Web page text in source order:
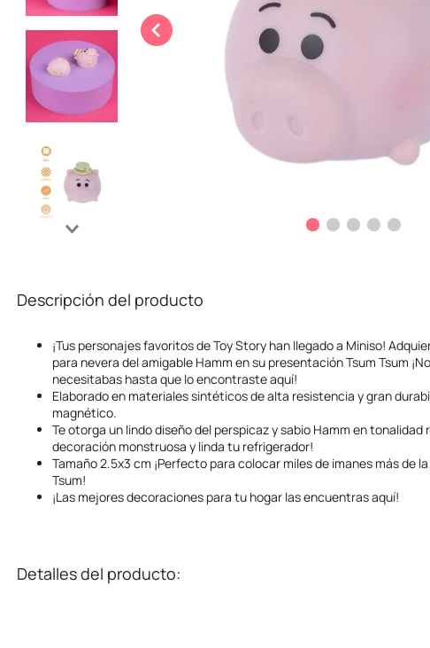
Descripción del producto
¡Tus personajes favoritos de Toy Story han llegado a Miniso!
para nevera del amigable Hamm en su presentación Tsum Tsum
necesitabas hasta que lo encontraste aquí!
Elaborado en materiales sintéticos de alta resistencia y gran
magnético.
Te otorga un lindo diseño del perspicaz y sabio Hamm en tonalidad
decoración monstruosa y linda tu refrigerador!
Tamaño 2.5x3 cm ¡Perfecto para colocar miles de imanes más de
Tsum!
¡Las mejores decoraciones para tu hogar las encuentras aquí!
Detalles del producto:
peluche
kuromi